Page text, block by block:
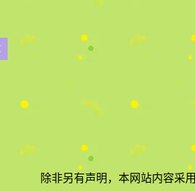
除非另有声明，本网站内容采用